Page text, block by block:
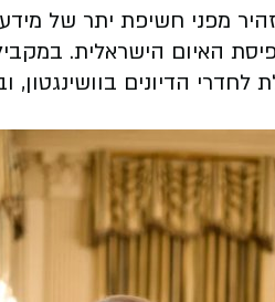
מפני חשיפת יתר של
האיום הישראלית.
הדיונים בוושינגטון,